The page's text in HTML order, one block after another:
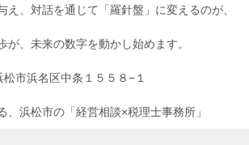
え、対話を通じて「羅針盤」に変えるのが、
が、未来の数字を動かし始めます。
市浜名区中条１５５８−１
、浜松市の「経営相談×税理士事務所」